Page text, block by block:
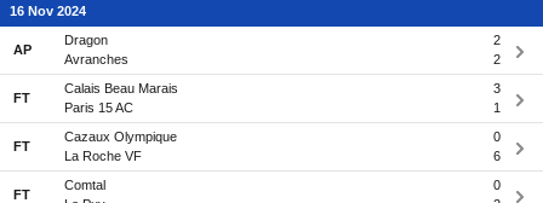
16 Nov 2024
AP
Dragon
2
Avranches
2
FT
Calais Beau Marais
3
Paris 15 AC
1
FT
Cazaux Olympique
0
La Roche VF
6
FT
Comtal
0